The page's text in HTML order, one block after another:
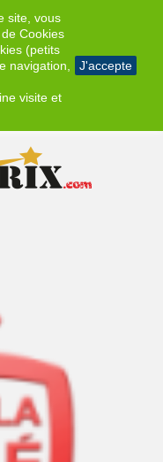
site, vous
Cookies
(petits
navigation,
visite et
J'accepte